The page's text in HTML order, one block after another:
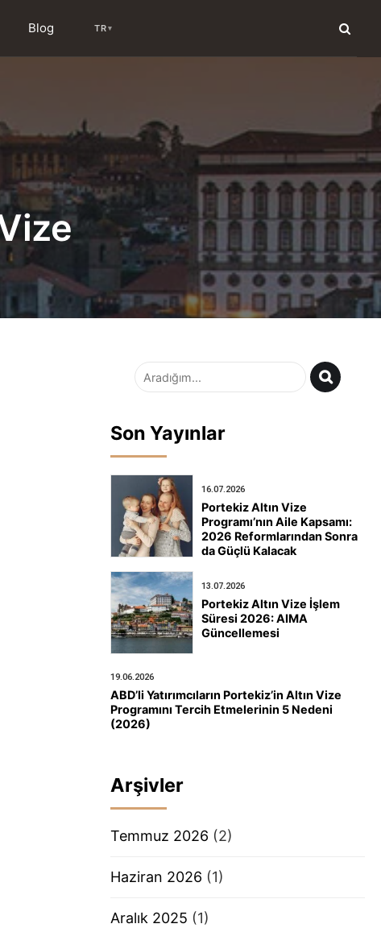
Blog TR▾
Son Yayınlar
16.07.2026
Portekiz Altın Vize
Programı’nın Aile Kapsamı:
2026 Reformlarından Sonra
da Güçlü Kalacak
13.07.2026
Portekiz Altın Vize İşlem
Süresi 2026: AIMA
Güncellemesi
19.06.2026
ABD’li Yatırımcıların Portekiz’in Altın Vize
Programını Tercih Etmelerinin 5 Nedeni
(2026)
Arşivler
Temmuz 2026 (2)
Haziran 2026 (1)
Aralık 2025 (1)